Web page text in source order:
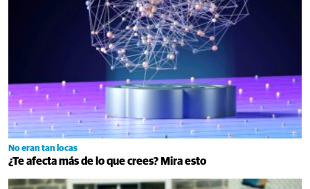
No eran tan locas
¿Te afecta más de lo que crees? Mira esto